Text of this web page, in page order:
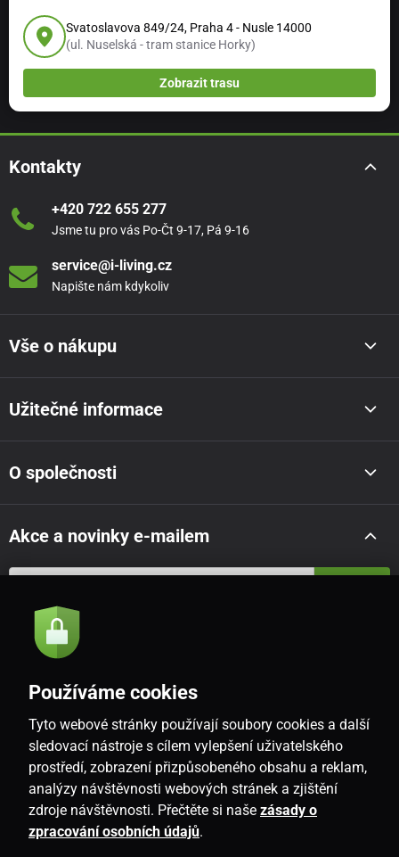
Svatoslavova 849/24, Praha 4 - Nusle 14000
(ul. Nuselská - tram stanice Horky)
Zobrazit trasu
Kontakty
+420 722 655 277
Jsme tu pro vás Po-Čt 9-17, Pá 9-16
service@i-living.cz
Napište nám kdykoliv
Vše o nákupu
Užitečné informace
O společnosti
Akce a novinky e-mailem
Souhlasím se
CZ
Používáme cookies
Tyto webové stránky používají soubory cookies a další
sledovací nástroje s cílem vylepšení uživatelského
prostředí, zobrazení přizpůsobeného obsahu a reklam,
analýzy návštěvnosti webových stránek a zjištění
zdroje návštěvnosti. Přečtěte si naše zásady o
zpracování osobních údajů.